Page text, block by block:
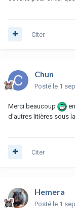
Citer
Chun
Posté le 1
Merci beaucoup
d'autres litières sous
Citer
Hemera
Posté le 1